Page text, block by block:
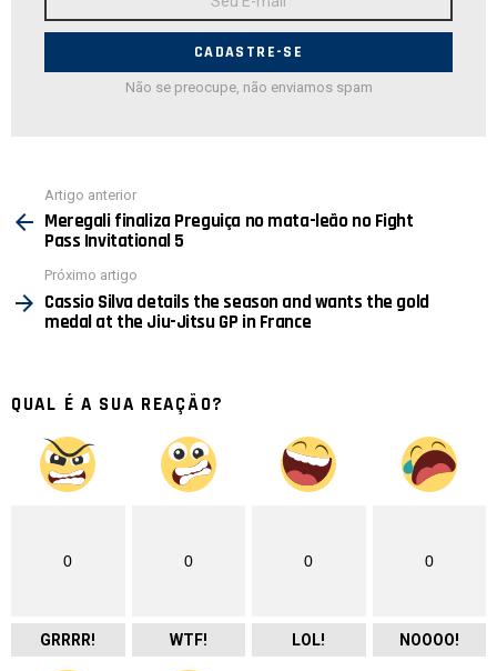
E-
Não se preocupe, não enviamos spam
mais
Artigo anterior
Meregali finaliza Preguiça no mata-leão no Fight
Pass Invitational 5
Próximo artigo
Cassio Silva details the season and wants the gold
medal at the Jiu-Jitsu GP in France
QUAL É A SUA REAÇÃO?
0
GRRRR!
0
WTF!
0
LOL!
0
NOOOO!